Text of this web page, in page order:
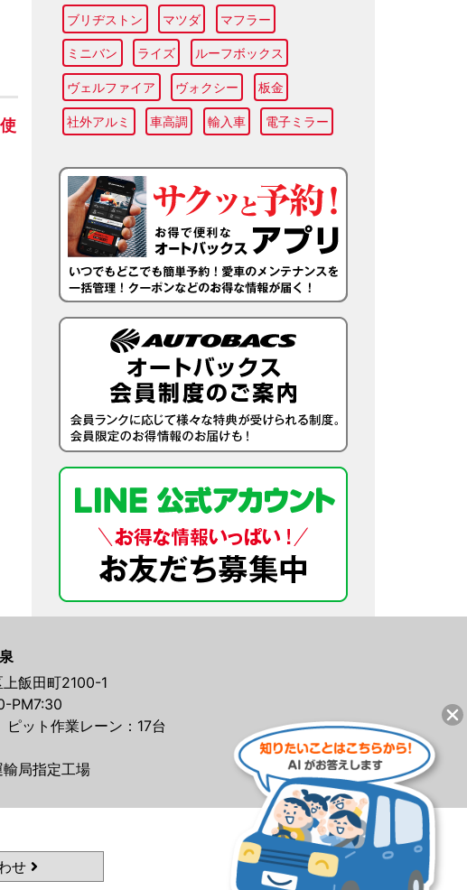
ブリヂストン マツダ マフラー
ミニバン ライズ ルーフボックス
ヴェルファイア ヴォクシー 板金
社外アルミ 車高調 輸入車 電子ミラー
飯田町2100-1
PM7:30
ット作業レーン：17台
局指定工場
せ